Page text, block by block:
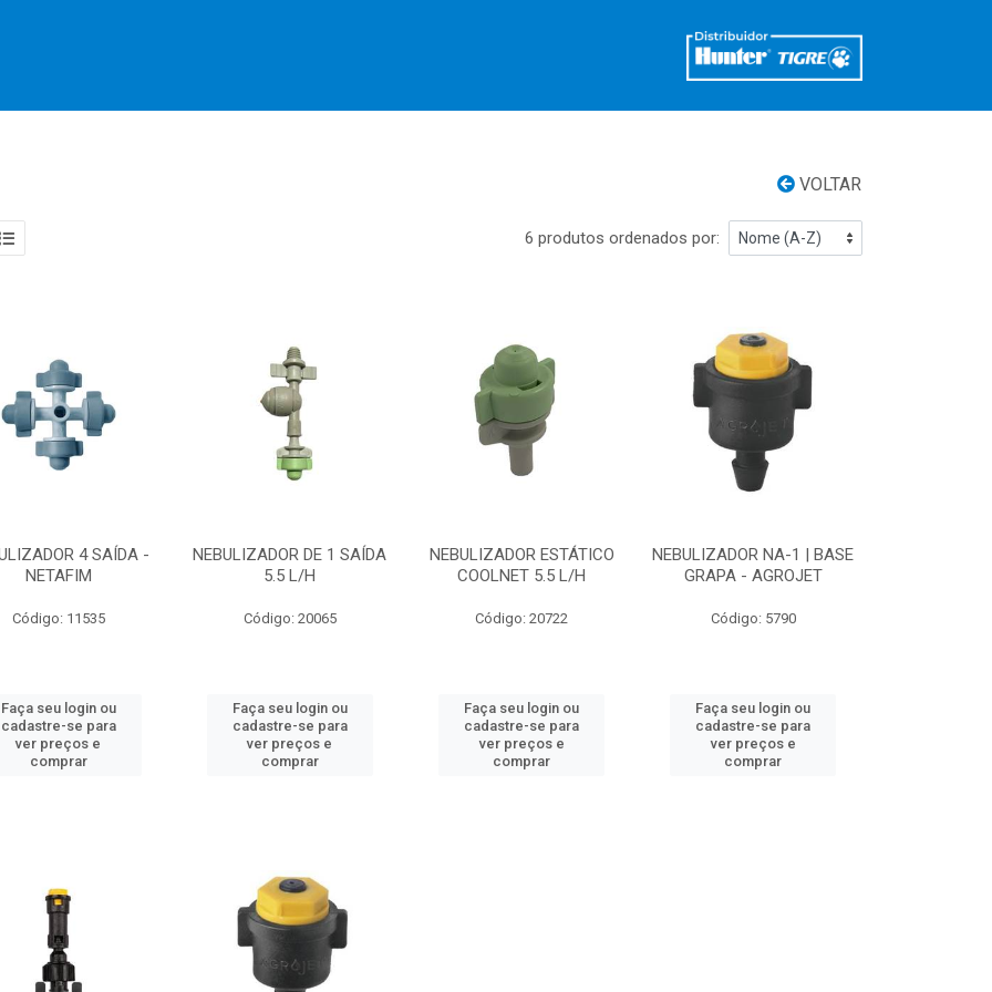
VOLTAR
6 produtos ordenados por:
4 SAÍDA -
NETAFIM
Código: 11535
Faça seu login ou
cadastre-se para
ver preços e
comprar
NEBULIZADOR DE 1 SAÍDA
5.5 L/H
Código: 20065
Faça seu login ou
cadastre-se para
ver preços e
comprar
NEBULIZADOR ESTÁTICO
COOLNET 5.5 L/H
Código: 20722
Faça seu login ou
cadastre-se para
ver preços e
comprar
NEBULIZADOR NA-1 | BASE
GRAPA - AGROJET
Código: 5790
Faça seu login ou
cadastre-se para
ver preços e
comprar